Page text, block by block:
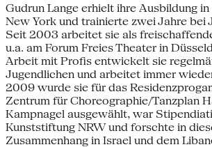
Gudrun Lange erhielt ihre Ausbildung
New York und trainierte zwei Jahre bei
Seit 2003 arbeitet sie als
u.a. am Forum Freies Theater in
Arbeit mit Profis entwickelt sie
Jugendlichen und arbeitet immer
2009 wurde sie für das
Zentrum für Choreographie/Tanzplan
Kampnagel ausgewählt, war
Kunststiftung NRW und forschte in
Zusammenhang in Israel und dem